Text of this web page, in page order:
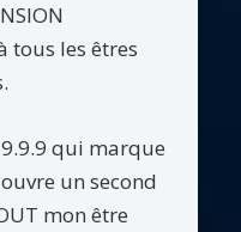
tous les êtres
qui marque
un second
mon être